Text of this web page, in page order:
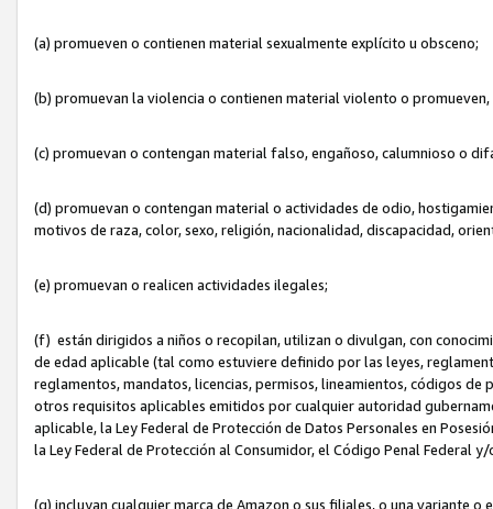
(a) promueven o contienen material sexualmente explícito u obsceno;
(b) promuevan la violencia o contienen material violento o
(c) promuevan o contengan material falso, engañoso, calumnioso o
(d) promuevan o contengan material o actividades de odio,
motivos de raza, color, sexo, religión, nacionalidad, discapacidad,
(e) promuevan o realicen actividades ilegales;
(f) están dirigidos a niños o recopilan, utilizan o divulgan, con
de edad aplicable (tal como estuviere definido por las leyes,
reglamentos, mandatos, licencias, permisos, lineamientos, códigos
otros requisitos aplicables emitidos por cualquier autoridad
aplicable, la Ley Federal de Protección de Datos Personales en
la Ley Federal de Protección al Consumidor, el Código Penal Federal
(g) incluyan cualquier marca de Amazon o sus filiales, o una variante